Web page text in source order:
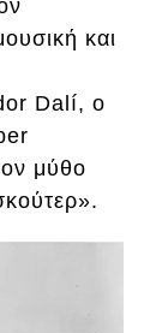
και
Dalí, ο
μύθο